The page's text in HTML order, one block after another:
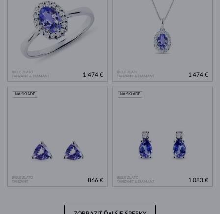
BIELE ZLATO
TANZANIT & DIAMANT
1 474 €
BIELE ZLATO
TANZANIT & DIAMANT
1 474 €
BIELE ZLATO
TANZANIT
NA SKLADE
866 €
BIELE ZLATO
TANZANIT & DIAMANT
NA SKLADE
1 083 €